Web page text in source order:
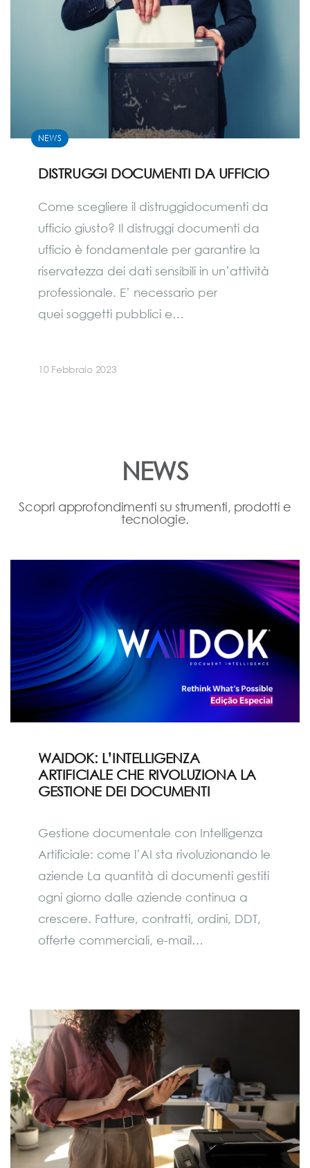
NEWS
DISTRUGGI DOCUMENTI DA UFFICIO
Come scegliere il distruggidocumenti da
ufficio giusto? Il distruggi documenti da
ufficio è fondamentale per garantire la
riservatezza dei dati sensibili in un’attività
professionale. E’ necessario per
quei soggetti pubblici e…
10 Febbraio 2023
NEWS
Scopri approfondimenti su strumenti, prodotti e
tecnologie.
WAIDOK: L’INTELLIGENZA
ARTIFICIALE CHE RIVOLUZIONA LA
GESTIONE DEI DOCUMENTI
Gestione documentale con Intelligenza
Artificiale: come l’AI sta rivoluzionando le
aziende La quantità di documenti gestiti
ogni giorno dalle aziende continua a
crescere. Fatture, contratti, ordini, DDT,
offerte commerciali, e-mail…